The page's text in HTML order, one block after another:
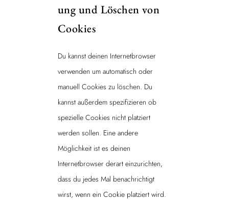
ung und Löschen von
Cookies
Du kannst deinen Internetbrowser
verwenden um automatisch oder
manuell Cookies zu löschen. Du
kannst außerdem spezifizieren ob
spezielle Cookies nicht platziert
werden sollen. Eine andere
Möglichkeit ist es deinen
Internetbrowser derart einzurichten,
dass du jedes Mal benachrichtigt
wirst, wenn ein Cookie platziert wird.